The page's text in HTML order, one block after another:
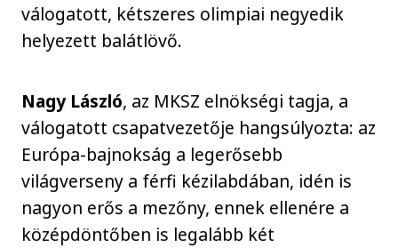
válogatott, kétszeres olimpiai negyedik
helyezett balátlövő.
Nagy László, az MKSZ elnökségi tagja, a
válogatott csapatvezetője hangsúlyozta: az
Európa-bajnokság a legerősebb
világverseny a férfi kézilabdában, idén is
nagyon erős a mezőny, ennek ellenére a
középdöntőben is legalább két